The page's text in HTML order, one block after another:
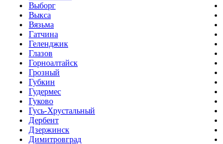
Выборг
Выкса
Вязьма
Гатчина
Геленджик
Глазов
Горноалтайск
Грозный
Губкин
Гудермес
Гуково
Гусь-Хрустальный
Дербент
Дзержинск
Димитровград